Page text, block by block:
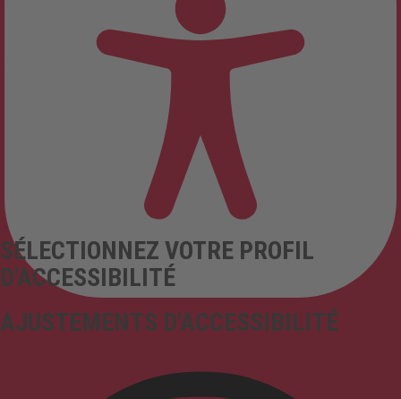
AJUSTEMENTS D'ACCESSIBILITÉ
SÉLECTIONNEZ VOTRE PROFIL
D'ACCESSIBILITÉ